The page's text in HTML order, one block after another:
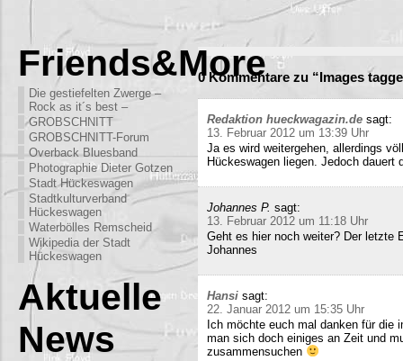
Friends&More
Die gestiefelten Zwerge –
Rock as it´s best –
GROBSCHNITT
GROBSCHNITT-Forum
Overback Bluesband
Photographie Dieter Gotzen
Stadt Hückeswagen
Stadtkulturverband
Hückeswagen
Waterbölles Remscheid
Wikipedia der Stadt
Hückeswagen
Aktuelle
News
0 Kommentare zu “Images
Redaktion hueckwagazin.de sagt:
13. Februar 2012 um 13:39 Uhr
Ja es wird weitergehen, allerdings
Hückeswagen liegen. Jedoch
Johannes P. sagt:
13. Februar 2012 um 11:18 Uhr
Geht es hier noch weiter? Der letzte
Johannes
Hansi sagt:
22. Januar 2012 um 15:35 Uhr
Ich möchte euch mal danken für die
man sich doch einiges an Zeit und
zusammensuchen